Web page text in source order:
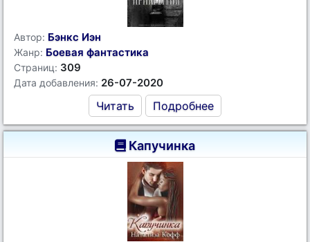
Автор: Бэнкс Иэн
Жанр: Боевая фантастика
Страниц: 309
Дата добавления: 26-07-2020
Читать Подробнее
Капучинка